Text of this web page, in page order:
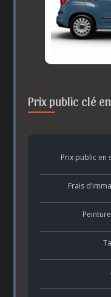
Prix public clé
Prix public en
Frais